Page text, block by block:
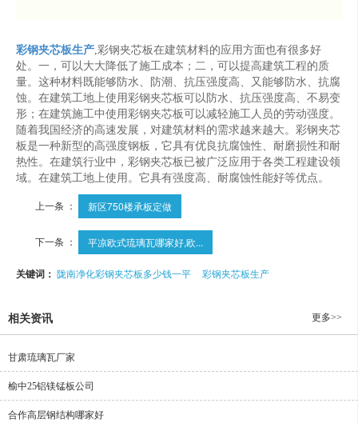
彩钢夹芯板生产,彩钢夹芯板在建筑材料的应用方面也有很多好
处。一，可以大大降低了施工成本；二，可以提高建筑工程的质
量。这种材料既能够防水、防潮、抗压强度高、又能够防水、抗腐
蚀。在建筑工地上使用彩钢夹芯板可以防水、抗压强度高、不易变
形；在建筑施工中使用彩钢夹芯板可以减轻施工人员的劳动强度。
随着我国经济的高速发展，对建筑材料的需求越来越大。彩钢夹芯
板是一种新型的高强度钢板，它具有优良抗腐蚀性、耐磨损性和耐
热性。在建筑行业中，彩钢夹芯板已被广泛应用于各类工程建设领
域。在建筑工地上使用。它具有强度高、耐腐蚀性能好等优点。
上一条 ： 新区750楼承板定做
下一条 ： 平凉欧式琉璃瓦哪家好,欧...
关键词： 陇南净化彩钢夹芯板多少钱一平 彩钢夹芯板生产
相关资讯 更多>>
甘肃琉璃瓦厂家
榆中25铝镁锰板公司
合作高层钢结构哪家好